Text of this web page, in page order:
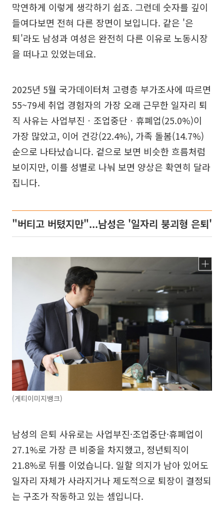
막연하게 이렇게 생각하기 쉽죠. 그런데 숫자를 깊이
들여다보면 전혀 다른 장면이 보입니다. 같은 '은
퇴'라도 남성과 여성은 완전히 다른 이유로 노동시장
을 떠나고 있었는데요.
2025년 5월 국가데이터처 고령층 부가조사에 따르면
55~79세 취업 경험자의 가장 오래 근무한 일자리 퇴
직 사유는 사업부진ㆍ조업중단ㆍ휴폐업(25.0%)이
가장 많았고, 이어 건강(22.4%), 가족 돌봄(14.7%)
순으로 나타났습니다. 겉으로 보면 비슷한 흐름처럼
보이지만, 이를 성별로 나눠 보면 양상은 확연히 달라
집니다.
"버티고 버텼지만"...남성은 '일자리 붕괴형 은퇴'
(게티이미지뱅크)
남성의 은퇴 사유로는 사업부진·조업중단·휴폐업이
27.1%로 가장 큰 비중을 차지했고, 정년퇴직이
21.8%로 뒤를 이었습니다. 일할 의지가 남아 있어도
일자리 자체가 사라지거나 제도적으로 퇴장이 결정되
는 구조가 작동하고 있는 셈입니다.